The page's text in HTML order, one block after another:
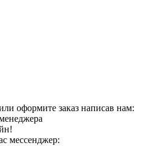
оформите заказ написав нам:
мессенджер: